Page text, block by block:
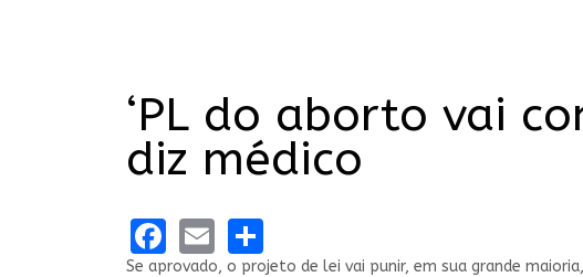
‘PL do aborto vai
diz médico
Facebook
Email
Se aprovado, o projeto de lei vai punir, em sua grande